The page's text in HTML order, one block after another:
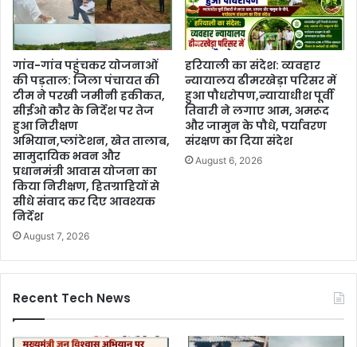
गांव-गांव पहुंचकर योजनाओं
की पड़ताल: जिला पंचायत की
टीम ने परखी जमीनी हकीकत,
सीईओ कौर के निर्देश पर तेज
हुआ निरीक्षण
अभियान,प्लांटेशन, खेत तालाब,
सामुदायिक भवन और
प्रधानमंत्री आवास योजना का
किया निरीक्षण, हितग्राहियों से
सीधे संवाद कर दिए आवश्यक
निर्देश
August 7, 2026
हरियाली का संदेश: व्यवहार
न्यायालय ढीमरखेड़ा परिसर में
हुआ पौधरोपण,न्यायाधीश पूर्वी
तिवारी ने लगाए आम, अमरूद
और जामुन के पौधे, पर्यावरण
संरक्षण का दिया संदेश
August 6, 2026
Recent Tech News